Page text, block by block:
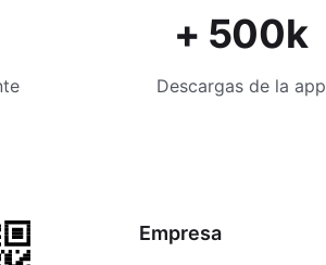
+ 500k
Descargas de la app
Empresa